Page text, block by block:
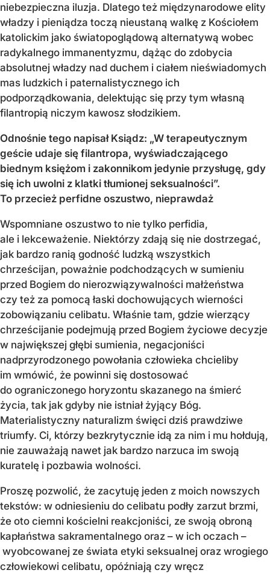
niebezpieczna iluzja. Dlatego też międzynarodowe elity
władzy i pieniądza toczą nieustaną walkę z Kościołem
katolickim jako światopoglądową alternatywą wobec
radykalnego immanentyzmu, dążąc do zdobycia
absolutnej władzy nad duchem i ciałem nieświadomych
mas ludzkich i paternalistycznego ich
podporządkowania, delektując się przy tym własną
filantropią niczym kawosz słodzikiem.
Odnośnie tego napisał Ksiądz: „W terapeutycznym
geście udaje się filantropa, wyświadczającego
biednym księżom i zakonnikom jedynie przysługę, gdy
się ich uwolni z klatki tłumionej seksualności”.
To przecież perfidne oszustwo, nieprawdaż
Wspomniane oszustwo to nie tylko perfidia,
ale i lekceważenie. Niektórzy zdają się nie dostrzegać,
jak bardzo ranią godność ludzką wszystkich
chrześcijan, poważnie podchodzących w sumieniu
przed Bogiem do nierozwiązywalności małżeństwa
czy też za pomocą łaski dochowujących wierności
zobowiązaniu celibatu. Właśnie tam, gdzie wierzący
chrześcijanie podejmują przed Bogiem życiowe decyzje
w największej głębi sumienia, negacjoniści
nadprzyrodzonego powołania człowieka chcieliby
im wmówić, że powinni się dostosować
do ograniczonego horyzontu skazanego na śmierć
życia, tak jak gdyby nie istniał żyjący Bóg.
Materialistyczny naturalizm święci dziś prawdziwe
triumfy. Ci, którzy bezkrytycznie idą za nim i mu hołdują,
nie zauważają nawet jak bardzo narzuca im swoją
kuratelę i pozbawia wolności.
Proszę pozwolić, że zacytuję jeden z moich nowszych
tekstów: w odniesieniu do celibatu podły zarzut brzmi,
że oto ciemni kościelni reakcjoniści, ze swoją obroną
kapłaństwa sakramentalnego oraz – w ich oczach –
wyobcowanej ze świata etyki seksualnej oraz wrogiego
człowiekowi celibatu, opóźniają czy wręcz